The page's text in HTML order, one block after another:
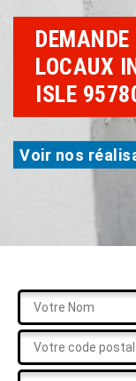
LOCAUX
ISLE
Voir nos